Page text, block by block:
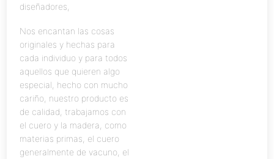
diseñadores,
Nos encantan las cosas
originales y hechas para
cada individuo y para todos
aquellos que quieren algo
especial, hecho con mucho
cariño, nuestro producto es
de calidad, trabajamos con
el cuero y la madera, como
materias primas, el cuero
generalmente de vacuno, el